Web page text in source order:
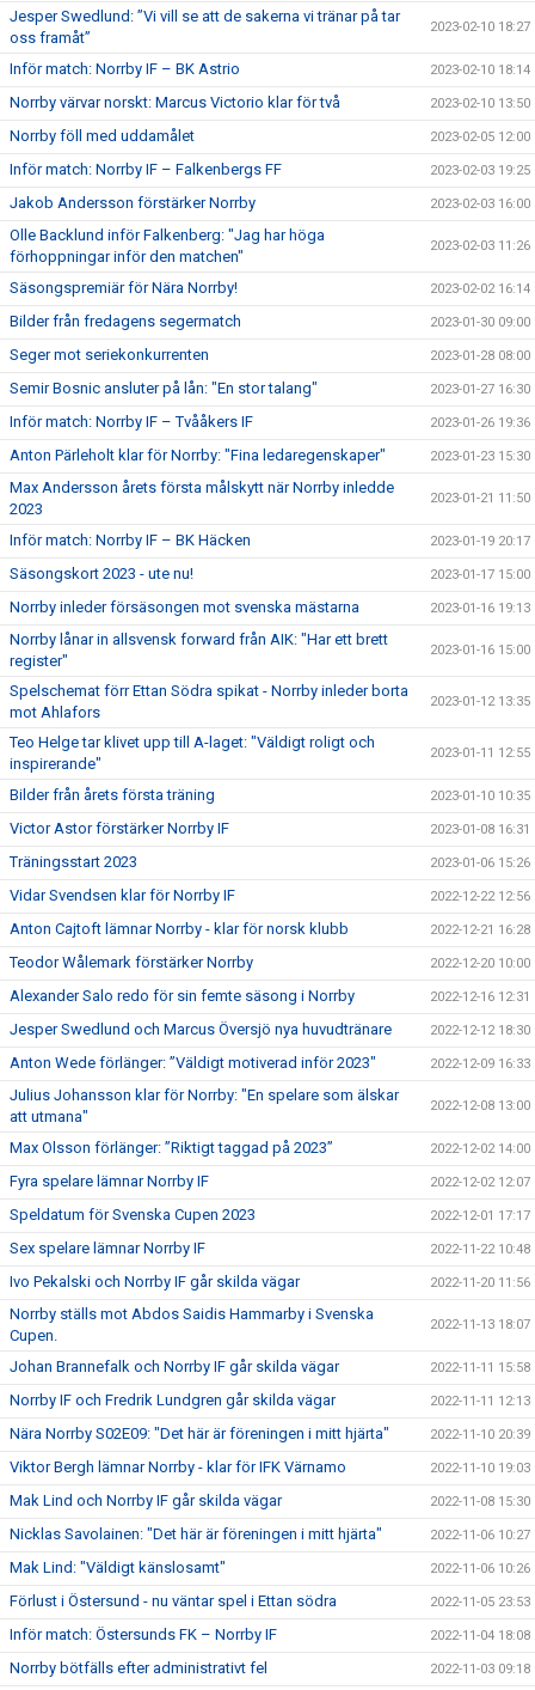
Jesper Swedlund: ”Vi vill se att de sakerna vi tränar på tar
oss framåt”
2023-02-10 18:27
Inför match: Norrby IF – BK Astrio 2023-02-10 18:14
Norrby värvar norskt: Marcus Victorio klar för två 2023-02-10 13:50
Norrby föll med uddamålet 2023-02-05 12:00
Inför match: Norrby IF – Falkenbergs FF 2023-02-03 19:25
Jakob Andersson förstärker Norrby 2023-02-03 16:00
Olle Backlund inför Falkenberg: "Jag har höga
förhoppningar inför den matchen"
2023-02-03 11:26
Säsongspremiär för Nära Norrby! 2023-02-02 16:14
Bilder från fredagens segermatch 2023-01-30 09:00
Seger mot seriekonkurrenten 2023-01-28 08:00
Semir Bosnic ansluter på lån: "En stor talang" 2023-01-27 16:30
Inför match: Norrby IF – Tvååkers IF 2023-01-26 19:36
Anton Pärleholt klar för Norrby: "Fina ledaregenskaper" 2023-01-23 15:30
Max Andersson årets första målskytt när Norrby inledde
2023
2023-01-21 11:50
Inför match: Norrby IF – BK Häcken 2023-01-19 20:17
Säsongskort 2023 - ute nu! 2023-01-17 15:00
Norrby inleder försäsongen mot svenska mästarna 2023-01-16 19:13
Norrby lånar in allsvensk forward från AIK: "Har ett brett
register"
2023-01-16 15:00
Spelschemat förr Ettan Södra spikat - Norrby inleder borta
mot Ahlafors
2023-01-12 13:35
Teo Helge tar klivet upp till A-laget: "Väldigt roligt och
inspirerande"
2023-01-11 12:55
Bilder från årets första träning 2023-01-10 10:35
Victor Astor förstärker Norrby IF 2023-01-08 16:31
Träningsstart 2023 2023-01-06 15:26
Vidar Svendsen klar för Norrby IF 2022-12-22 12:56
Anton Cajtoft lämnar Norrby - klar för norsk klubb 2022-12-21 16:28
Teodor Wålemark förstärker Norrby 2022-12-20 10:00
Alexander Salo redo för sin femte säsong i Norrby 2022-12-16 12:31
Jesper Swedlund och Marcus Översjö nya huvudtränare 2022-12-12 18:30
Anton Wede förlänger: ”Väldigt motiverad inför 2023" 2022-12-09 16:33
Julius Johansson klar för Norrby: "En spelare som älskar
att utmana"
2022-12-08 13:00
Max Olsson förlänger: ”Riktigt taggad på 2023” 2022-12-02 14:00
Fyra spelare lämnar Norrby IF 2022-12-02 12:07
Speldatum för Svenska Cupen 2023 2022-12-01 17:17
Sex spelare lämnar Norrby IF 2022-11-22 10:48
Ivo Pekalski och Norrby IF går skilda vägar 2022-11-20 11:56
Norrby ställs mot Abdos Saidis Hammarby i Svenska
Cupen.
2022-11-13 18:07
Johan Brannefalk och Norrby IF går skilda vägar 2022-11-11 15:58
Norrby IF och Fredrik Lundgren går skilda vägar 2022-11-11 12:13
Nära Norrby S02E09: "Det här är föreningen i mitt hjärta" 2022-11-10 20:39
Viktor Bergh lämnar Norrby - klar för IFK Värnamo 2022-11-10 19:03
Mak Lind och Norrby IF går skilda vägar 2022-11-08 15:30
Nicklas Savolainen: "Det här är föreningen i mitt hjärta" 2022-11-06 10:27
Mak Lind: "Väldigt känslosamt" 2022-11-06 10:26
Förlust i Östersund - nu väntar spel i Ettan södra 2022-11-05 23:53
Inför match: Östersunds FK – Norrby IF 2022-11-04 18:08
Norrby bötfälls efter administrativt fel 2022-11-03 09:18